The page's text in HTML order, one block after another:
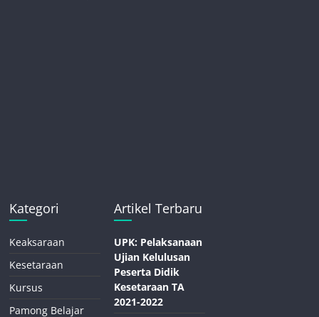
Kategori
Keaksaraan
Kesetaraan
Kursus
Pamong Belajar
Artikel Terbaru
UPK: Pelaksanaan
Ujian Kelulusan
Peserta Didik
Kesetaraan TA
2021-2022